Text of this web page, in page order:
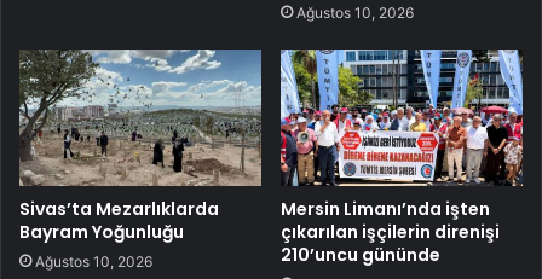
Ağustos 10, 2026
Sivas’ta Mezarlıklarda
Bayram Yoğunluğu
Ağustos 10, 2026
Mersin Limanı’nda işten
çıkarılan işçilerin direnişi
210’uncu gününde